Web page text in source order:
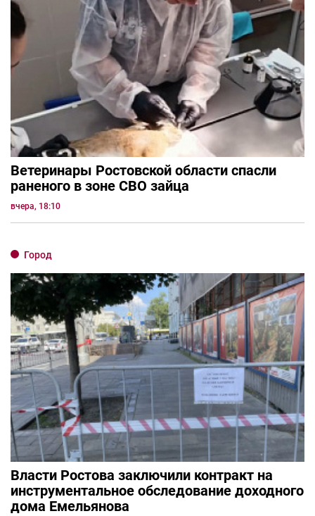
Ветеринары Ростовской области спасли
раненого в зоне СВО зайца
вчера, 18:10
Город
Власти Ростова заключили контракт на
инструментальное обследование доходного
дома Емельянова